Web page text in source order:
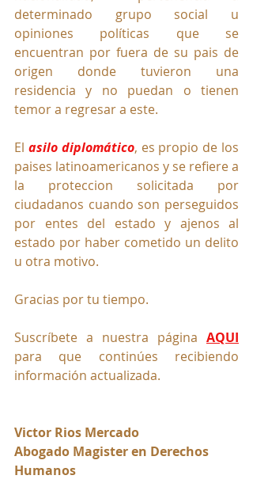
determinado grupo social u
opiniones políticas que se
encuentran por fuera de su pais de
origen donde tuvieron una
residencia y no puedan o tienen
temor a regresar a este.
El asilo diplomático, es propio de los
paises latinoamericanos y se refiere a
la proteccion solicitada por
ciudadanos cuando son perseguidos
por entes del estado y ajenos al
estado por haber cometido un delito
u otra motivo.
Gracias por tu tiempo.
Suscríbete a nuestra página AQUI
para que continúes recibiendo
información actualizada.
Victor Rios Mercado
Abogado Magister en Derechos
Humanos